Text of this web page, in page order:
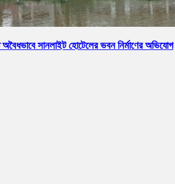
সানলাইট হোটেলের ভবন নির্মাণের অভিযোগ